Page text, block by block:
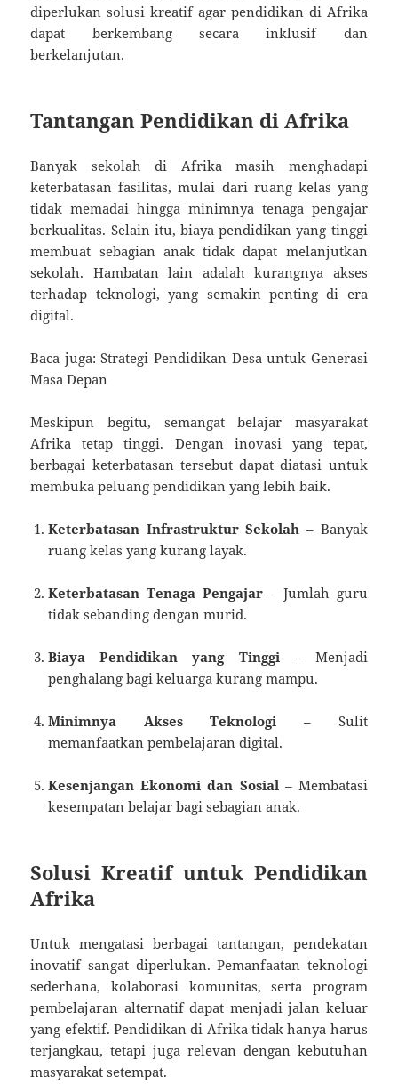
diperlukan solusi kreatif agar pendidikan di Afrika
dapat berkembang secara inklusif dan
berkelanjutan.
Tantangan Pendidikan di Afrika
Banyak sekolah di Afrika masih menghadapi
keterbatasan fasilitas, mulai dari ruang kelas yang
tidak memadai hingga minimnya tenaga pengajar
berkualitas. Selain itu, biaya pendidikan yang tinggi
membuat sebagian anak tidak dapat melanjutkan
sekolah. Hambatan lain adalah kurangnya akses
terhadap teknologi, yang semakin penting di era
digital.
Baca juga: Strategi Pendidikan Desa untuk Generasi
Masa Depan
Meskipun begitu, semangat belajar masyarakat
Afrika tetap tinggi. Dengan inovasi yang tepat,
berbagai keterbatasan tersebut dapat diatasi untuk
membuka peluang pendidikan yang lebih baik.
Keterbatasan Infrastruktur Sekolah – Banyak
ruang kelas yang kurang layak.
Keterbatasan Tenaga Pengajar– Jumlah guru
tidak sebanding dengan murid.
Biaya Pendidikan yang Tinggi – Menjadi
penghalang bagi keluarga kurang mampu.
Minimnya Akses Teknologi – Sulit
memanfaatkan pembelajaran digital.
Kesenjangan Ekonomi dan Sosial – Membatasi
kesempatan belajar bagi sebagian anak.
Solusi Kreatif untuk Pendidikan
Afrika
Untuk mengatasi berbagai tantangan, pendekatan
inovatif sangat diperlukan. Pemanfaatan teknologi
sederhana, kolaborasi komunitas, serta program
pembelajaran alternatif dapat menjadi jalan keluar
yang efektif. Pendidikan di Afrika tidak hanya harus
terjangkau, tetapi juga relevan dengan kebutuhan
masyarakat setempat.